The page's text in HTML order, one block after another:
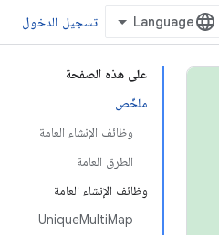
تسجيل الدخول
على هذه الصفحة
ملخّص
وظائف الإنشاء العامة
الطرق العامة
وظائف الإنشاء العامة
UniqueMultiMap